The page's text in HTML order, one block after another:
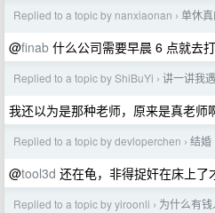
Replied to a topic by nanxiaonan › 单休
@finab 什么公司需要早晨 6 点就去
Replied to a topic by ShiBuYi › 讲一讲我
我还以为是那种老师，原来是真老师
Replied to a topic by devloperchen › 结婚
@tool3d 还在龟，非得捉奸在床上了
Replied to a topic by yiroonli › 为什么有钱